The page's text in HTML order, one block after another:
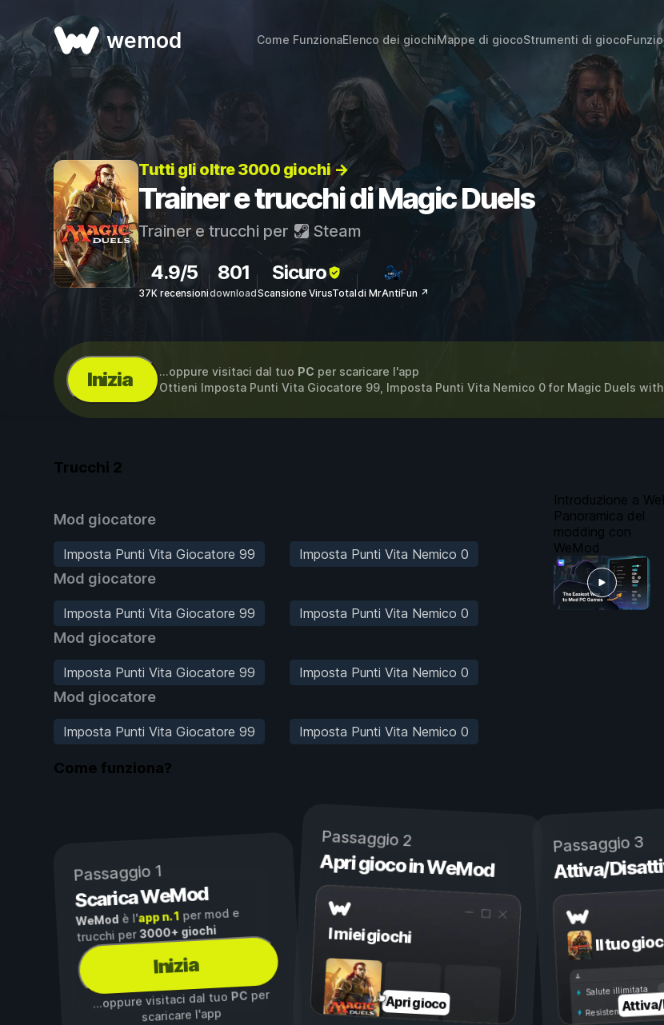
wemod Come FunzionaElenco dei giochiMappe di giocoStrumenti di gioco
Tutti gli oltre 3000 giochi →
Trainer e trucchi di Magic Duels
Trainer e trucchi per Steam
4.9/5
37K recensioni
801
download
Sicuro
Scansione VirusTotaldi MrAntiFun ↗
Inizia ...oppure visitaci dal tuo PC per scaricare l'app
Ottieni Imposta Punti Vita Giocatore 99, Imposta Punti Vita Nemico 0 for Magic Duels with
Trucchi 2
Mod giocatore
Imposta Punti Vita Giocatore 99 Imposta Punti Vita Nemico 0
Mod giocatore
Imposta Punti Vita Giocatore 99 Imposta Punti Vita Nemico 0
Mod giocatore
Imposta Punti Vita Giocatore 99 Imposta Punti Vita Nemico 0
Mod giocatore
Imposta Punti Vita Giocatore 99 Imposta Punti Vita Nemico 0
Introduzione a
Panoramica del
modding con
WeMod
Come funziona?
Passaggio 1
Scarica WeMod
WeMod è l'app n. 1per mod e
trucchi per3000+ giochi
Inizia
...oppure visitaci dal tuo PCper
scaricare l'app
Passaggio 2
Apri gioco in WeMod
I miei giochi
Apri gioco
Passaggio 3
Attiva/
Il tuo
Salute illimitata
Resistenza